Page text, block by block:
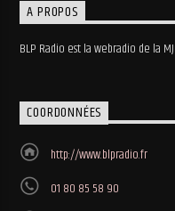
A PROPOS
BLP Radio est la webradio de la
COORDONNÉES
http://www.blpradio.fr
01 80 85 58 90